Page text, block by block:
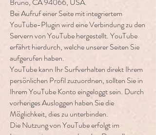
Bei Aufruf einer Seite mit integriertem
YouTube-Plugin wird eine Verbindung zu den
Servern von YouTube hergestellt. YouTube
erfährt hierdurch, welche unserer Seiten Sie
aufgerufen haben.
YouTube kann Ihr Surfverhalten direkt Ihrem
persönlichen Profil zuzuordnen, sollten Sie in
Ihrem YouTube Konto eingeloggt sein. Durch
vorheriges Ausloggen haben Sie die
Möglichkeit, dies zu unterbinden.
Die Nutzung von YouTube erfolgt im